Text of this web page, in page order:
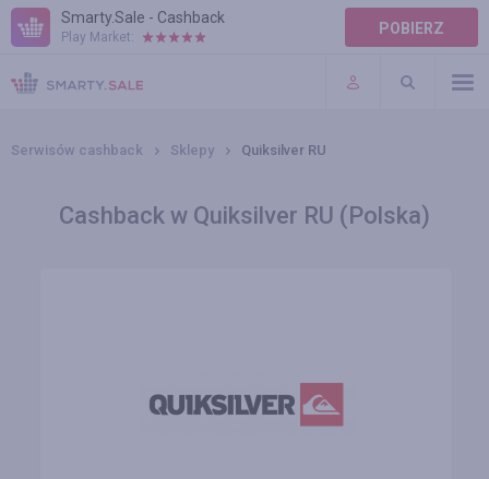
Smarty.Sale - Cashback
Play Market: POBIERZ
POMOC
WARUNKI
Serwisów cashback Sklepy Quiksilver RU
Cashback w Quiksilver RU (Polska)